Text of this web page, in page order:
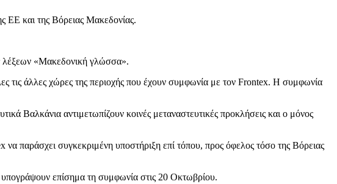
ΕΕ και της Βόρειας Μακεδονίας.
λέξεων «Μακεδονική γλώσσα».
τις άλλες χώρες της περιοχής που έχουν συμφωνία με τον Frontex. Η συμφωνία
Βαλκάνια αντιμετωπίζουν κοινές μεταναστευτικές προκλήσεις και ο μόνος
παράσχει συγκεκριμένη υποστήριξη επί τόπου, προς όφελος τόσο της Βόρειας
επίσημα τη συμφωνία στις 20 Οκτωβρίου.